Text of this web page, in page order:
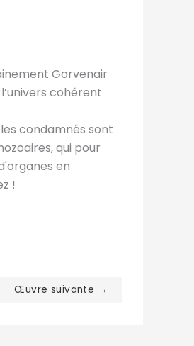
Gorvenair
cohérent
condamnés sont
qui pour
en
!
Œuvre suivante →